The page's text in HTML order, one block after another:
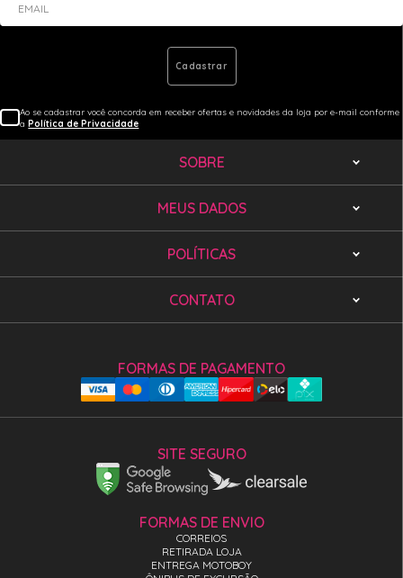
EMAIL
Cadastrar
Ao se cadastrar você concorda em receber ofertas e novidades da loja por e-mail conforme
aPolítica de Privacidade
SOBRE
MEUS DADOS
POLÍTICAS
CONTATO
SITE SEGURO
FORMAS DE PAGAMENTO
FORMAS DE ENVIO
CORREIOS
RETIRADA LOJA
ENTREGA MOTOBOY